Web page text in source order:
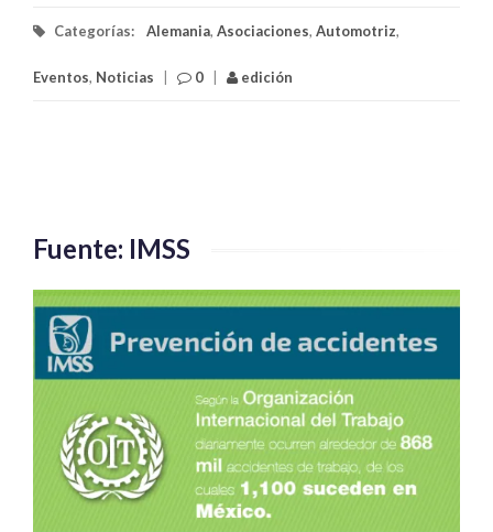
Categorías: Alemania, Asociaciones, Automotriz,
Eventos, Noticias | 0 | edición
Fuente: IMSS